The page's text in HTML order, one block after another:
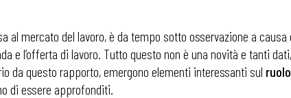
al mercato del lavoro, è da tempo sotto osservazione a
e l’offerta di lavoro. Tutto questo non è una novità e tanti
da questo rapporto, emergono elementi interessanti sul
di essere approfonditi.